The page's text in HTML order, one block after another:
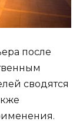
после
сводятся